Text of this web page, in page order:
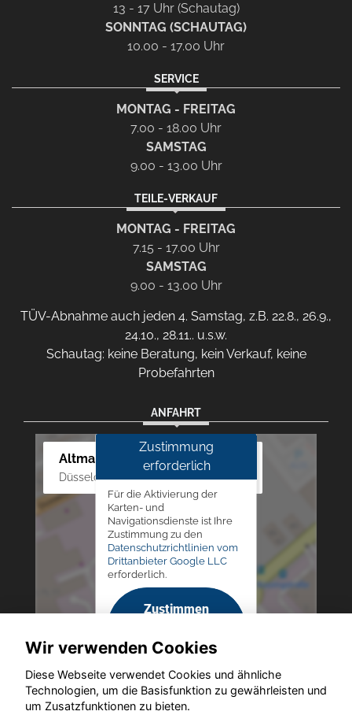
13 - 17 Uhr (Schautag)
SONNTAG (SCHAUTAG)
10.00 - 17.00 Uhr
SERVICE
MONTAG - FREITAG
7.00 - 18.00 Uhr
SAMSTAG
9.00 - 13.00 Uhr
TEILE-VERKAUF
MONTAG - FREITAG
7.15 - 17.00 Uhr
SAMSTAG
9.00 - 13.00 Uhr
TÜV-Abnahme auch jeden 4. Samstag, z.B. 22.8., 26.9.,
24.10., 28.11.. u.s.w.
Schautag: keine Beratung, kein Verkauf, keine
Probefahrten
ANFAHRT
Altmann Autoland
Düsseldorfer Str. 69 - 79, 42781 Haan
Zustimmung
erforderlich
Für die Aktivierung der
Karten- und
Navigationsdienste ist Ihre
Zustimmung zu den
Datenschutzrichtlinien vom
Drittanbieter Google LLC
erforderlich.
Zustimmen
aktivieren
Wir verwenden Cookies
Diese Webseite verwendet Cookies und ähnliche
Technologien, um die Basisfunktion zu gewährleisten und
um Zusatzfunktionen zu bieten.